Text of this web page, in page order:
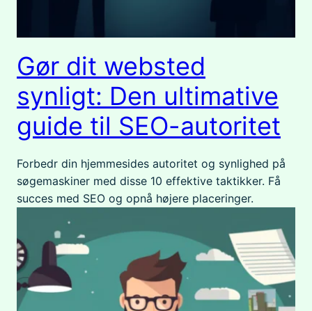
Gør dit websted
synligt: Den ultimative
guide til SEO-autoritet
Forbedr din hjemmesides autoritet og synlighed på
søgemaskiner med disse 10 effektive taktikker. Få
succes med SEO og opnå højere placeringer.